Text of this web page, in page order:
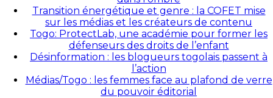
Transition énergétique et genre : la COFET mise
sur les médias et les créateurs de contenu
Togo: ProtectLab, une académie pour former les
défenseurs des droits de l’enfant
Désinformation : les blogueurs togolais passent à
l’action
Médias/Togo : les femmes face au plafond de verre
du pouvoir éditorial